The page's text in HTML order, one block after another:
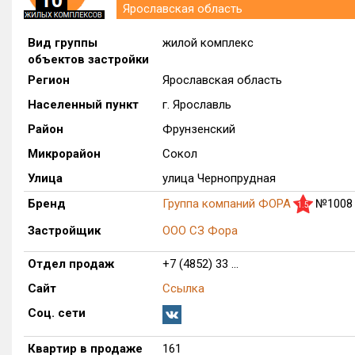
Ярославская область
Вид группы
объектов застройки
жилой комплекс
Регион
Ярославская область
Населенный пункт
г. Ярославль
Район
Фрунзенский
Микрорайон
Сокол
Улица
улица Чернопрудная
Бренд
Группа компаний ФОРА 1.5
Застройщик
ООО СЗ Фора
Отдел продаж
+7 (4852) 33 ...
Сайт
Ссылка
Соц. сети
Квартир в продаже 161